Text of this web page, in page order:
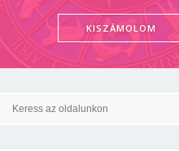
KISZÁMOLOM